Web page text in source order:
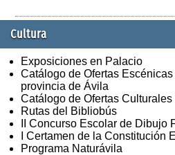
Cultura
Exposiciones en Palacio
Catálogo de Ofertas
provincia de Ávila
Catálogo de Ofertas
Rutas del Bibliobús
II Concurso Escolar de Dibujo
I Certamen de la Constitución
Programa Naturávila